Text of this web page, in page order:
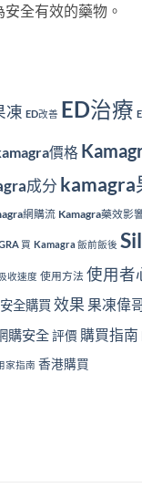
全有效的藥物。
凍 ED改善 ED治療
價格
成分 kamagra
網購流 Kamagra藥效影
買 Kamagra 飯前飯後
收速度 使用方法 使用者
安全購買 效果 果凍偉
購安全評價 購買指南
家指南 香港購買